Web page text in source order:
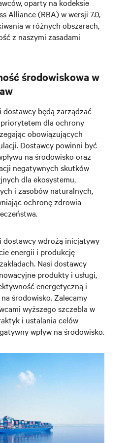
oparty na kodeksie
Alliance (RBA) w wersji 7.0,
w różnych obszarach,
z naszymi zasadami
środowiskowa w
dostawcy będą zarządzać
dla ochrony
obowiązujących
Dostawcy powinni być
na środowisko oraz
negatywnych skutków
dla ekosystemu,
i zasobów naturalnych,
ochronę zdrowia
dostawcy wdrożą inicjatywy
energii i produkcję
Nasi dostawcy
produkty i usługi,
energetyczną i
środowisko. Zalecamy
wyższego szczebla w
i ustalania celów
wpływ na środowisko.